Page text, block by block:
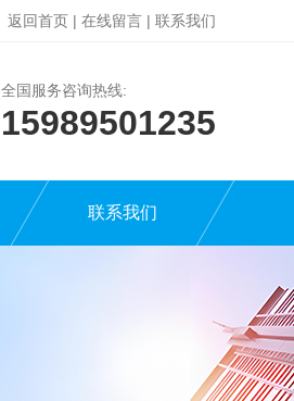
返回首页 | 在线留言 | 联系我们
全国服务咨询热线:
15989501235
联系我们